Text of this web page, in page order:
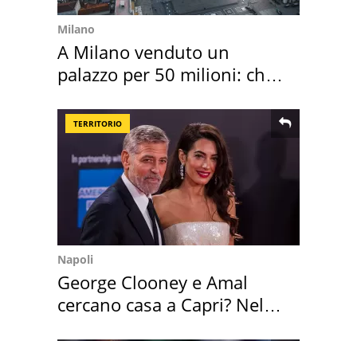
Milano
A Milano venduto un
palazzo per 50 milioni: chi
TERRITORIO
Napoli
George Clooney e Amal
cercano casa a Capri? Nel